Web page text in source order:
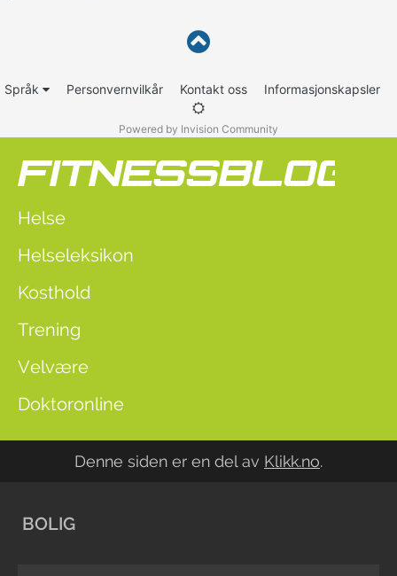
Språk Personvernvilkår Kontakt oss Informasjonskapsler
Powered by Invision Community
Helse
Helseleksikon
Kosthold
Trening
Velvære
Doktoronline
Denne siden er en del av Klikk.no.
BOLIG